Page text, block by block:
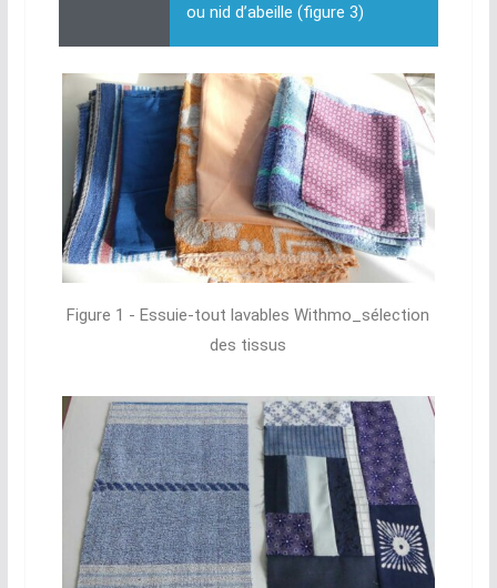
ou nid d’abeille (figure 3)
Figure 1 - Essuie-tout lavables Withmo_sélection
des tissus